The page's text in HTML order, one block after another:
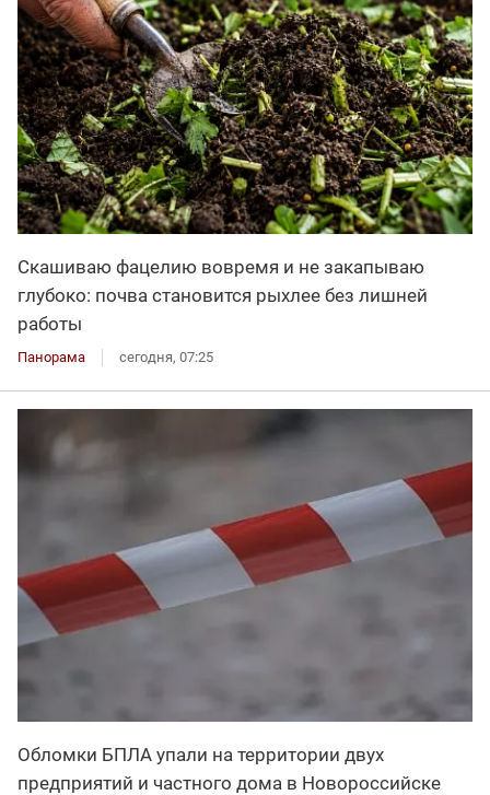
Скашиваю фацелию вовремя и не закапываю
глубоко: почва становится рыхлее без лишней
работы
Панорама сегодня, 07:25
Обломки БПЛА упали на территории двух
предприятий и частного дома в Новороссийске